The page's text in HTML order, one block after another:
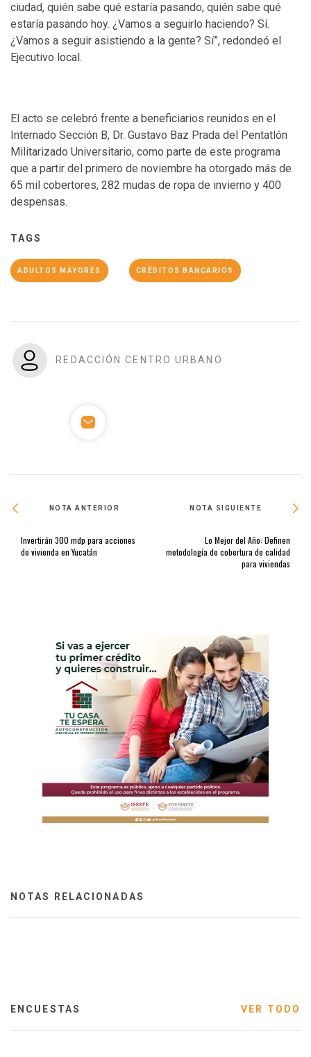
ciudad, quién sabe qué estaría pasando, quién sabe qué
estaría pasando hoy. ¿Vamos a seguirlo haciendo? Sí.
¿Vamos a seguir asistiendo a la gente? Sí”, redondeó el
Ejecutivo local.
El acto se celebró frente a beneficiarios reunidos en el
Internado Sección B, Dr. Gustavo Baz Prada del Pentatlón
Militarizado Universitario, como parte de este programa
que a partir del primero de noviembre ha otorgado más de
65 mil cobertores, 282 mudas de ropa de invierno y 400
despensas.
TAGS
ADULTOS MAYORES CRÉDITOS BANCARIOS
REDACCIÓN CENTRO URBANO
NOTA ANTERIOR
Invertirán 300 mdp para acciones
de vivienda en Yucatán
NOTA SIGUIENTE
Lo Mejor del Año: Definen
metodología de cobertura de calidad
para viviendas
NOTAS RELACIONADAS
ENCUESTAS VER TODO